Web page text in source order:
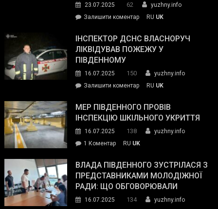
гуманітарну
допомогу
23.07.2025 62
yuzhny.info
Залишити коментарon
провів
нараду
силових
та
органів:
«Наш
спільний
окупанти.
Маємо
діяти
RU UK
ІНСПЕКТОР ДСНС ВЛАСНОРУЧ
ЛІКВІДУВАВ ПОЖЕЖУ У
ПІВДЕННОМУ
16.07.2025 150
yuzhny.info
Залишити коментарon
ДСНС
власноруч
пожежу
у
RU UK
МЕР ПІВДЕННОГО ПРОВІВ
ІНСПЕКЦІЮ ШКІЛЬНОГО УКРИТТЯ
16.07.2025 138
yuzhny.info
1 Коментардо
Південного
провів
інспекцію
укриття
RU UK
ВЛАДА ПІВДЕННОГО ЗУСТРІЛАСЯ З
ПРЕДСТАВНИКАМИ МОЛОДІЖНОЇ
РАДИ: ЩО ОБГОВОРЮВАЛИ
16.07.2025 134
yuzhny.info